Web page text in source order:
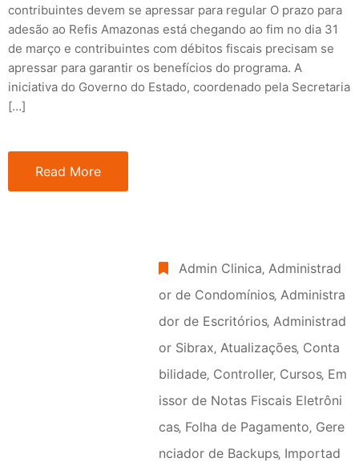
contribuintes devem se apressar para regular O prazo para
adesão ao Refis Amazonas está chegando ao fim no dia 31
de março e contribuintes com débitos fiscais precisam se
apressar para garantir os benefícios do programa. A
iniciativa do Governo do Estado, coordenado pela Secretaria
[…]
Read More
Admin Clinica‚ Administrad
or de Condomínios‚ Administra
dor de Escritórios‚ Administrad
or Sibrax‚ Atualizações‚ Conta
bilidade‚ Controller‚ Cursos‚ Em
issor de Notas Fiscais Eletrôni
cas‚ Folha de Pagamento‚ Gere
nciador de Backups‚ Importad